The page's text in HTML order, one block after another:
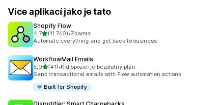
Více aplikací jako je tato
Shopify Flow
4,7z 5 hvězd
(11 740)
Celkový počet recenzí: 11740
•Zdarma
Automate everything and get back to business
WorkflowMail Emails
5,0z 5 hvězd
(41)
Celkový počet recenzí: 41
•K dispozici je bezplatný plán
Send transactional emails with Flow automation actions
Built for Shopify